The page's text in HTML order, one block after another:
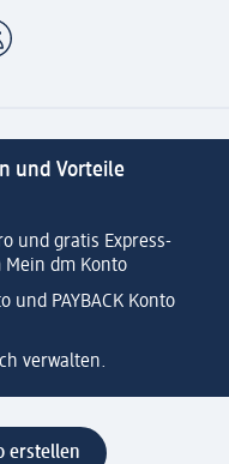
und Vorteile
und gratis Express-
dm Konto
und PAYBACK Konto
verwalten.
erstellen